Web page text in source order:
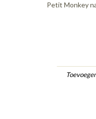
Petit Monkey